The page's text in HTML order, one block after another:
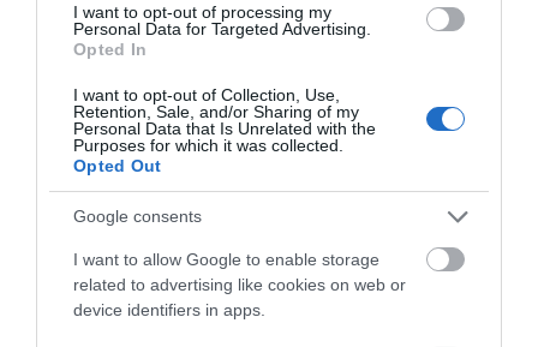
I want to opt-out of processing my
Personal Data for Targeted Advertising.
Opted In
I want to opt-out of Collection, Use,
Retention, Sale, and/or Sharing of my
Personal Data that Is Unrelated with the
Purposes for which it was collected.
Opted Out
Google consents
I want to allow Google to enable storage
related to advertising like cookies on web or
device identifiers in apps.
τοιχίο .Δεν μπορεί να πέσει εκεί αυτ/το εάν δεν
ΕΡΩΤΗΣΗ ΕΝ ΑΝΔΡΩ
Εμείς ΔΕΝ λέμε ΤΙΠΟΤΑ. Ο κάτοικος της
περιοχής το έγραψε σε λεζάντα του στο FB.
τίποτα τέτοιο. Να σας πούμε πως η ίδια η
έπαρχος σε ανακοίνωση της τον ευχαρίστησε